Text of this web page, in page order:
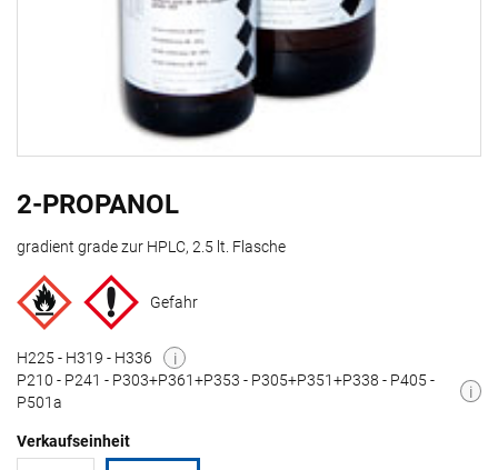
2-PROPANOL
gradient grade zur HPLC, 2.5 lt. Flasche
Gefahr
H225 - H319 - H336
i
P210 - P241 - P303+P361+P353 - P305+P351+P338 - P405 -
P501a
i
Verkaufseinheit